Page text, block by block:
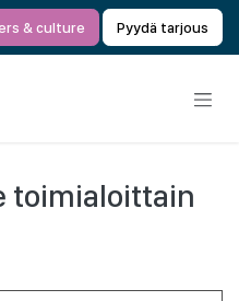
& culture Pyydä tarjous
toimialoittain